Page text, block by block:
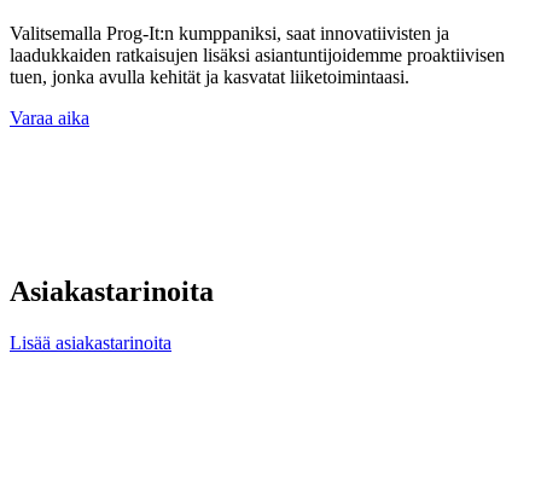
Valitsemalla Prog-It:n kumppaniksi, saat innovatiivisten ja
laadukkaiden ratkaisujen lisäksi asiantuntijoidemme proaktiivisen
tuen, jonka avulla kehität ja kasvatat liiketoimintaasi.
Varaa aika
Asiakastarinoita
Lisää asiakastarinoita